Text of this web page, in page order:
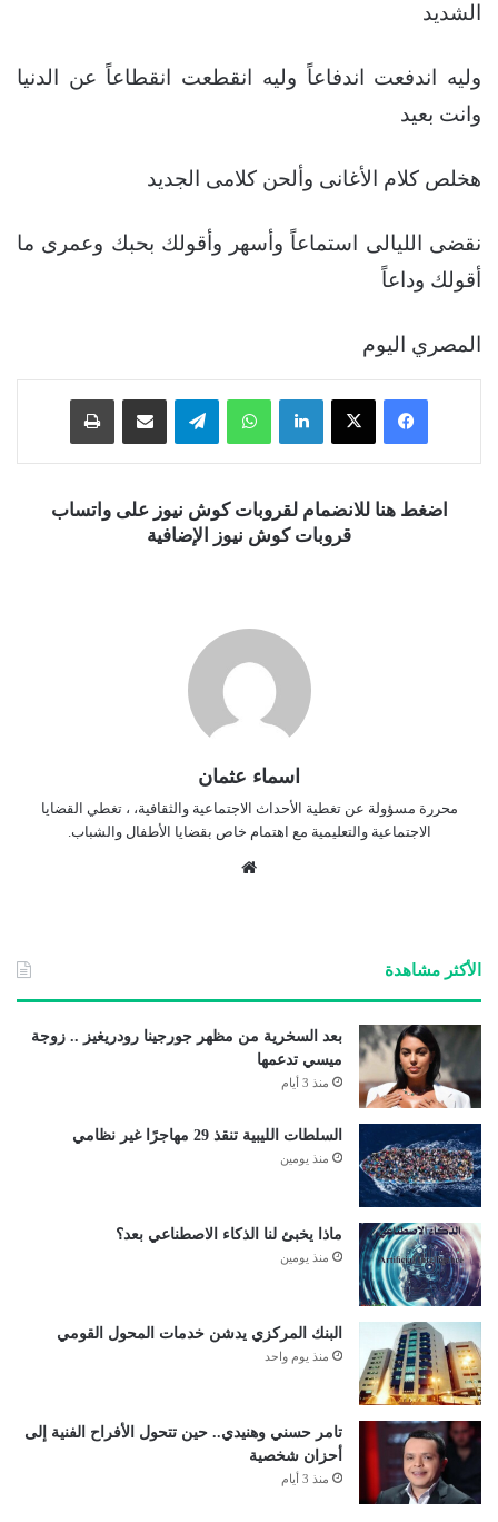
الشديد
وليه اندفعت اندفاعاً وليه انقطعت انقطاعاً عن الدنيا
وانت بعيد
هخلص كلام الأغانى وألحن كلامى الجديد
نقضى الليالى استماعاً وأسهر وأقولك بحبك وعمرى ما
أقولك وداعاً
المصري اليوم
فيسبوك ‫X لينكدإن واتساب تيلقرام
اضغط هنا للانضمام لقروبات كوش نيوز على واتساب
قروبات كوش نيوز الإضافية
اسماء عثمان
محررة مسؤولة عن تغطية الأحداث الاجتماعية والثقافية، ، تغطي القضايا
الاجتماعية والتعليمية مع اهتمام خاص بقضايا الأطفال والشباب.
الأكثر مشاهدة
بعد السخرية من مظهر جورجينا رودريغيز .. زوجة
ميسي تدعمها
منذ 3 أيام
السلطات الليبية تنقذ 29 مهاجرًا غير نظامي
منذ يومين
ماذا يخبئ لنا الذكاء الاصطناعي بعد؟
منذ يومين
البنك المركزي يدشن خدمات المحول القومي
منذ يوم واحد
تامر حسني وهنيدي.. حين تتحول الأفراح الفنية إلى
أحزان شخصية
منذ 3 أيام